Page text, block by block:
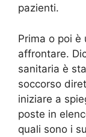
pazienti.
Prima o poi è
affrontare.
sanitaria è
soccorso
iniziare a
poste in
quali sono i